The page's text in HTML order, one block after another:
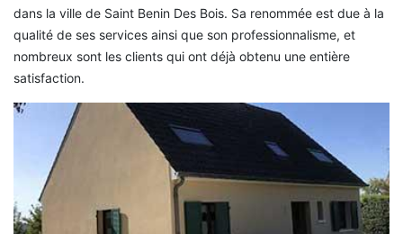
dans la ville de Saint Benin Des Bois. Sa renommée est due à la
qualité de ses services ainsi que son professionnalisme, et
nombreux sont les clients qui ont déjà obtenu une entière
satisfaction.